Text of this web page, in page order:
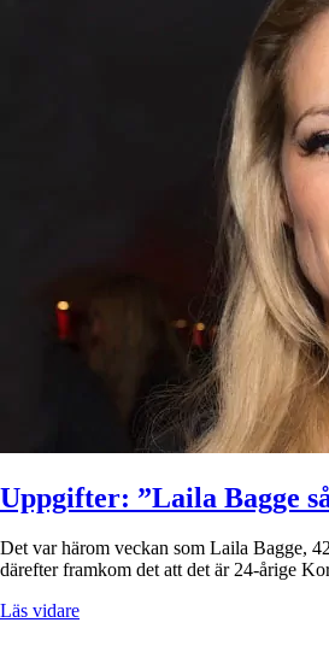
Uppgifter: ”Laila Bagge
Det var härom veckan som Laila Bagge,
därefter framkom det att det är 24-årige
Läs vidare